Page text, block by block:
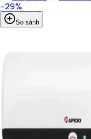
−29%
So sánh